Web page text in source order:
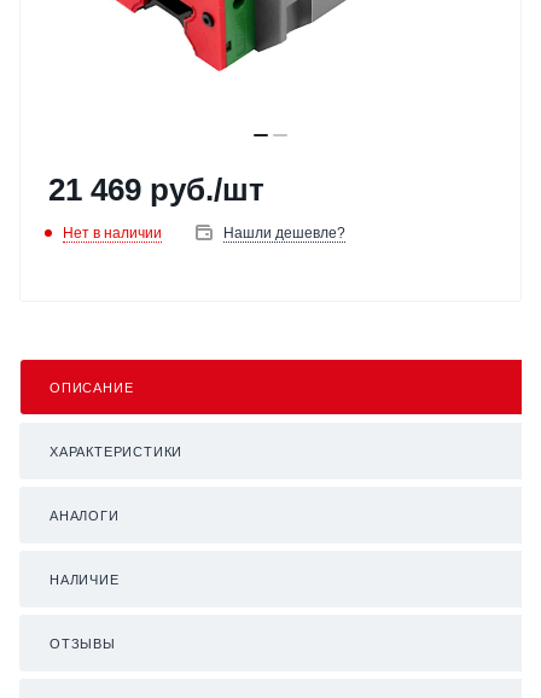
21 469 руб./шт
Нет в наличии Нашли дешевле?
ОПИСАНИЕ
ХАРАКТЕРИСТИКИ
АНАЛОГИ
НАЛИЧИЕ
ОТЗЫВЫ